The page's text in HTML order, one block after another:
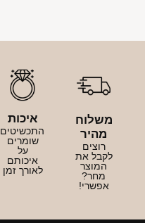
משלוח
מהיר
רוצים
לקבל את
המוצר
מחר?
אפשרי!
איכות
התכשיטים
שומרים
על
איכותם
לאורך זמן